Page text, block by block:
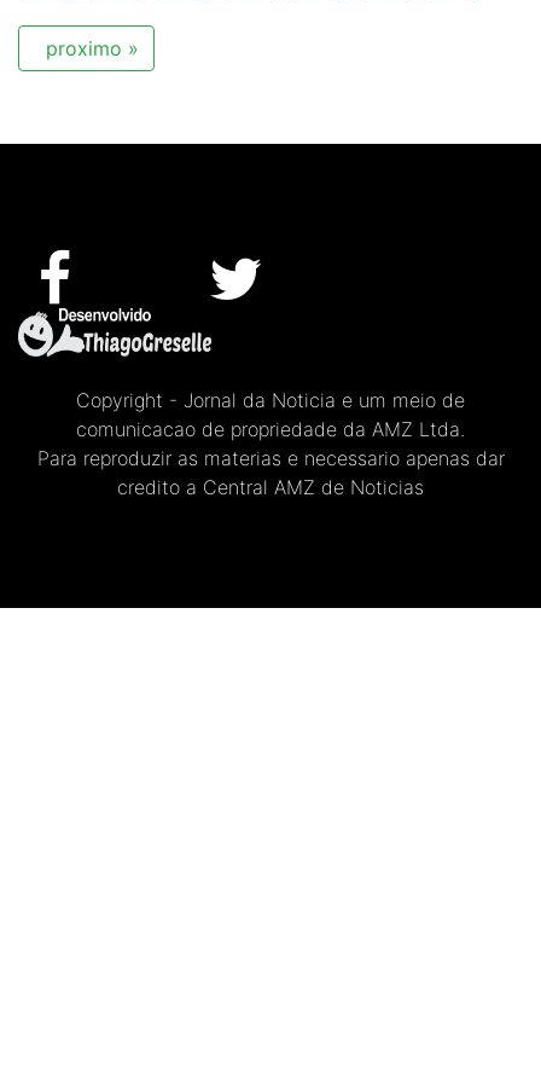
proximo »
Copyright - Jornal da Noticia e um meio de
comunicacao de propriedade da AMZ Ltda.
Para reproduzir as materias e necessario apenas dar
credito a Central AMZ de Noticias